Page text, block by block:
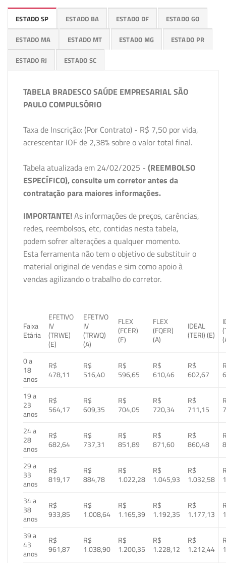
ESTADO SP ESTADO BA ESTADO DF ESTADO GO
ESTADO MA ESTADO MT ESTADO MG ESTADO PR
ESTADO RJ ESTADO SC
TABELA BRADESCO SAÚDE EMPRESARIAL SÃO
PAULO COMPULSÓRIO
Taxa de Inscrição: (Por Contrato) - R$ 7,50 por vida,
acrescentar IOF de 2,38% sobre o valor total final.
Tabela atualizada em 24/02/2025 - (REEMBOLSO
ESPECÍFICO), consulte um corretor antes da
contratação para maiores informações.
IMPORTANTE!As informações de preços, carências,
redes, reembolsos, etc, contidas nesta tabela,
podem sofrer alterações a qualquer momento.
Esta ferramenta não tem o objetivo de substituir o
material original de vendas e sim como apoio à
vendas agilizando o trabalho do corretor.
Faixa
Etária
EFETIVO
IV
(TRWE)
(E)
EFETIVO
IV
(TRWQ)
(A)
FLEX
(FCER)
(E)
FLEX
(FQER)
(A)
IDEAL
(TERI) (E)
0 a
18
anos
R$
478,11
R$
516,40
R$
596,65
R$
610,46
R$
602,67
19 a
23
anos
R$
564,17
R$
609,35
R$
704,05
R$
720,34
R$
711,15
24 a
28
anos
R$
682,64
R$
737,31
R$
851,89
R$
871,60
R$
860,48
29 a
33
anos
R$
819,17
R$
884,78
R$
1.022,28
R$
1.045,93
R$
1.032,58
34 a
38
anos
R$
933,85
R$
1.008,64
R$
1.165,39
R$
1.192,35
R$
1.177,13
39 a
43
anos
R$
961,87
R$
1.038,90
R$
1.200,35
R$
1.228,12
R$
1.212,44